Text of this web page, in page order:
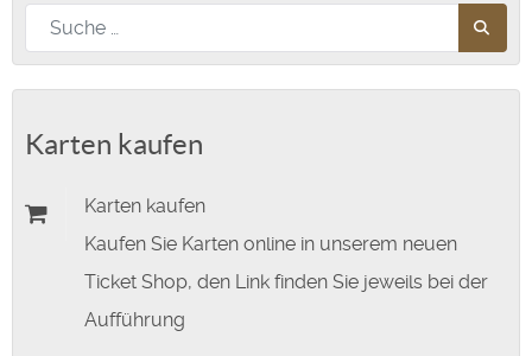
Nach diesem Begriff suchen
Karten kaufen
Karten kaufen
Kaufen Sie Karten online in unserem neuen
Ticket Shop, den Link finden Sie jeweils bei der
Aufführung